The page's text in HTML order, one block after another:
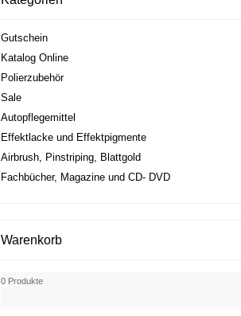
Gutschein
Katalog Online
Polierzubehör
Sale
Autopflegemittel
Effektlacke und Effektpigmente
Airbrush, Pinstriping, Blattgold
Fachbücher, Magazine und CD- DVD
Warenkorb
0 Produkte